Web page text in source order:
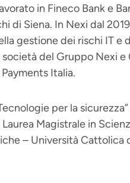
in Fineco Bank e
di Siena. In Nexi dal
gestione dei rischi IT e
del Gruppo Nexi e
Italia.
per la
Laurea Magistrale in
– Università Cattolica